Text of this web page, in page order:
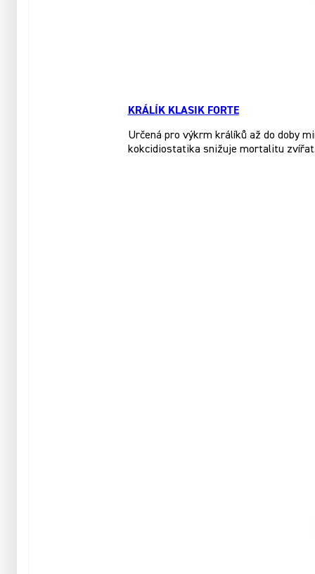
KRÁLÍK KLASIK FORTE
Určená pro výkrm králíků až do doby
kokcidiostatika snižuje mortalitu